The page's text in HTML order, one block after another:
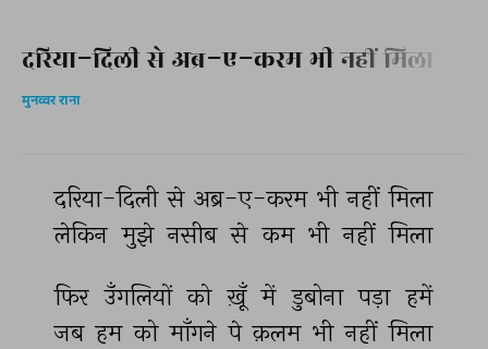
दरिया-दिली से अब्र-ए-करम भी नहीं मिला
मुनव्वर राना
दरिया-दिली से अब्र-ए-करम भी नहीं मिला
लेकिन मुझे नसीब से कम भी नहीं मिला
फिर उँगलियों को ख़ूँ में डुबोना पड़ा हमें
जब हम को माँगने पे क़लम भी नहीं मिला